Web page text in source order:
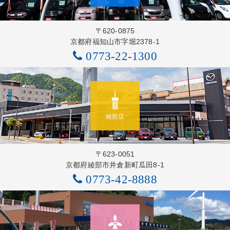
〒620-0875
京都府福知山市字堀2378-1
0773-22-1300
綾部店
〒623-0051
京都府綾部市井倉新町瓜田8-1
0773-42-8888